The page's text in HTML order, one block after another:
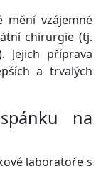
mění vzájemné
chirurgie (tj.
Jejich příprava
a trvalých
na
laboratoře s